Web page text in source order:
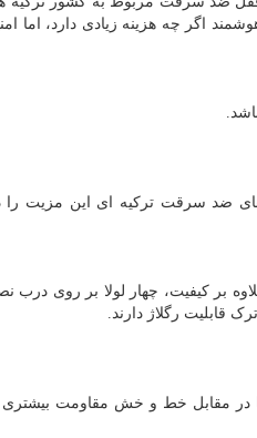
اگر چه هزینه زیادی دارد، اما
ضد سرقت ترکیه ای این مزیت را
بر کیفیت، چهار لولا بر روی درب
قابلیت رگلاژ دارند.
مقابل خط و خش مقاومت بیشتری